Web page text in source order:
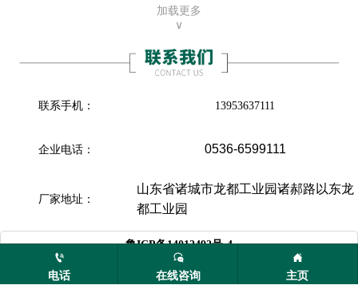
加载更多
∨
联系手机： 13953637111
企业电话： 0536-6599111
厂家地址：
山东省诸城市龙都工业园诸郝路以东龙
都工业园
 鲁ICP备14012492号-4
电话 在线咨询 主页